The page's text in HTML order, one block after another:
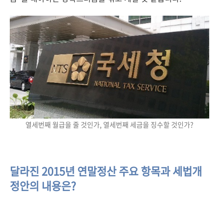
열세번째 월급을 줄 것인가, 열세번째 세금을 징수할 것인가?
달라진 2015년 연말정산 주요 항목과 세법개
정안의 내용은?